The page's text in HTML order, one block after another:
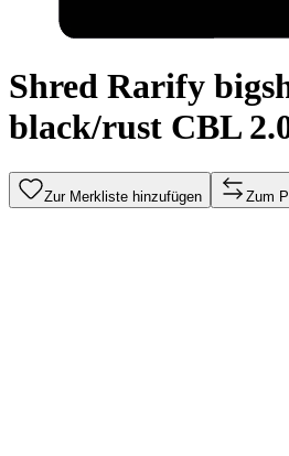
Shred Rarify
black/rust CBL
Zur Merkliste hinzufügen Zum